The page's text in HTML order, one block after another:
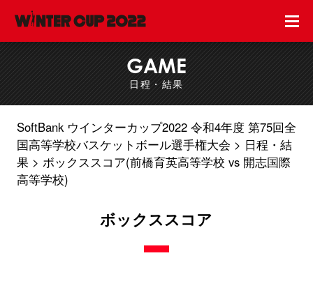
GAME
日程・結果
SoftBank ウインターカップ2022 令和4年度 第75回全
国高等学校バスケットボール選手権大会
日程・結
果
ボックススコア(前橋育英高等学校 vs 開志国際
高等学校)
ボックススコア